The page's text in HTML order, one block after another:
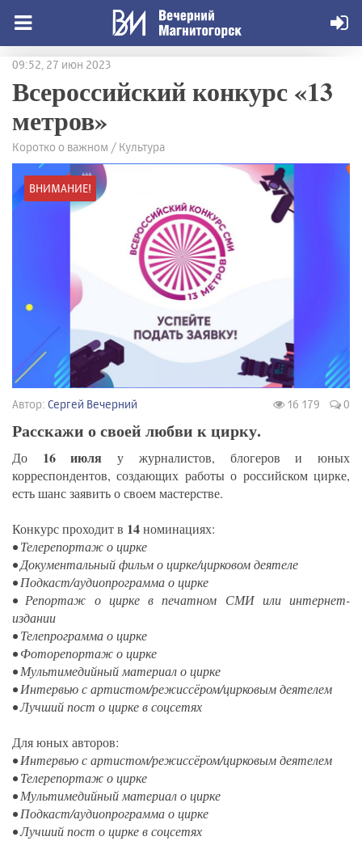
09:52, 27 июн 2023
Всероссийский конкурс «13
метров»
Коротко о важном / Культура
ВНИМАНИЕ!
Автор: Сергей Вечерний 16 179 0
Расскажи о своей любви к цирку.
До 16 июля у журналистов, блогеров и юных
корреспондентов, создающих работы о российском цирке,
есть шанс заявить о своем мастерстве.
Конкурс проходит в 14номинациях:
• Телерепортаж о цирке
• Документальный фильм о цирке/цирковом деятеле
• Подкаст/аудиопрограмма о цирке
• Репортаж о цирке в печатном СМИ или интернет-
издании
• Телепрограмма о цирке
• Фоторепортаж о цирке
• Мультимедийный материал о цирке
• Интервью с артистом/режиссёром/цирковым деятелем
• Лучший пост о цирке в соцсетях
Для юных авторов:
• Интервью с артистом/режиссёром/цирковым деятелем
• Телерепортаж о цирке
• Мультимедийный материал о цирке
• Подкаст/аудиопрограмма о цирке
• Лучший пост о цирке в соцсетях